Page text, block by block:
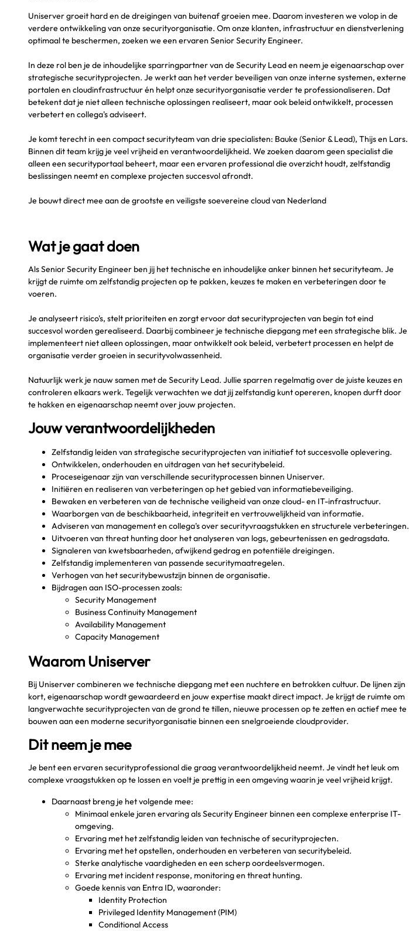
Uniserver groeit hard en de dreigingen van buitenaf groeien mee. Daarom investeren we volop in de
verdere ontwikkeling van onze securityorganisatie. Om onze klanten, infrastructuur en dienstverlening
optimaal te beschermen, zoeken we een ervaren Senior Security Engineer.
In deze rol ben je de inhoudelijke sparringpartner van de Security Lead en neem je eigenaarschap over
strategische securityprojecten. Je werkt aan het verder beveiligen van onze interne systemen, externe
portalen en cloudinfrastructuur én helpt onze securityorganisatie verder te professionaliseren. Dat
betekent dat je niet alleen technische oplossingen realiseert, maar ook beleid ontwikkelt, processen
verbetert en collega's adviseert.
Je komt terecht in een compact securityteam van drie specialisten: Bauke (Senior & Lead), Thijs en Lars.
Binnen dit team krijg je veel vrijheid en verantwoordelijkheid. We zoeken daarom geen specialist die
alleen een securityportaal beheert, maar een ervaren professional die overzicht houdt, zelfstandig
beslissingen neemt en complexe projecten succesvol afrondt.
Je bouwt direct mee aan de grootste en veiligste soevereine cloud van Nederland
Wat je gaat doen
Als Senior Security Engineer ben jij het technische en inhoudelijke anker binnen het securityteam. Je
krijgt de ruimte om zelfstandig projecten op te pakken, keuzes te maken en verbeteringen door te
voeren.
Je analyseert risico's, stelt prioriteiten en zorgt ervoor dat securityprojecten van begin tot eind
succesvol worden gerealiseerd. Daarbij combineer je technische diepgang met een strategische blik. Je
implementeert niet alleen oplossingen, maar ontwikkelt ook beleid, verbetert processen en helpt de
organisatie verder groeien in securityvolwassenheid.
Natuurlijk werk je nauw samen met de Security Lead. Jullie sparren regelmatig over de juiste keuzes en
controleren elkaars werk. Tegelijk verwachten we dat jij zelfstandig kunt opereren, knopen durft door
te hakken en eigenaarschap neemt over jouw projecten.
Jouw verantwoordelijkheden
Zelfstandig leiden van strategische securityprojecten van initiatief tot succesvolle oplevering.
Ontwikkelen, onderhouden en uitdragen van het securitybeleid.
Proceseigenaar zijn van verschillende securityprocessen binnen Uniserver.
Initiëren en realiseren van verbeteringen op het gebied van informatiebeveiliging.
Bewaken en verbeteren van de technische veiligheid van onze cloud- en IT-infrastructuur.
Waarborgen van de beschikbaarheid, integriteit en vertrouwelijkheid van informatie.
Adviseren van management en collega's over securityvraagstukken en structurele verbeteringen.
Uitvoeren van threat hunting door het analyseren van logs, gebeurtenissen en gedragsdata.
Signaleren van kwetsbaarheden, afwijkend gedrag en potentiële dreigingen.
Zelfstandig implementeren van passende securitymaatregelen.
Verhogen van het securitybewustzijn binnen de organisatie.
Bijdragen aan ISO-processen zoals:
Security Management
Business Continuity Management
Availability Management
Capacity Management
Waarom Uniserver
Bij Uniserver combineren we technische diepgang met een nuchtere en betrokken cultuur. De lijnen zijn
kort, eigenaarschap wordt gewaardeerd en jouw expertise maakt direct impact. Je krijgt de ruimte om
langverwachte securityprojecten van de grond te tillen, nieuwe processen op te zetten en actief mee te
bouwen aan een moderne securityorganisatie binnen een snelgroeiende cloudprovider.
Dit neem je mee
Je bent een ervaren securityprofessional die graag verantwoordelijkheid neemt. Je vindt het leuk om
complexe vraagstukken op te lossen en voelt je prettig in een omgeving waarin je veel vrijheid krijgt.
Daarnaast breng je het volgende mee:
Minimaal enkele jaren ervaring als Security Engineer binnen een complexe enterprise IT-
omgeving.
Ervaring met het zelfstandig leiden van technische of securityprojecten.
Ervaring met het opstellen, onderhouden en verbeteren van securitybeleid.
Sterke analytische vaardigheden en een scherp oordeelsvermogen.
Ervaring met incident response, monitoring en threat hunting.
Goede kennis van Entra ID, waaronder:
Identity Protection
Privileged Identity Management (PIM)
Conditional Access